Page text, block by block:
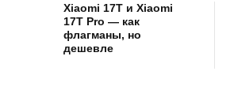
Xiaomi 17T и Xiaomi
17T Pro — как
флагманы, но
дешевле